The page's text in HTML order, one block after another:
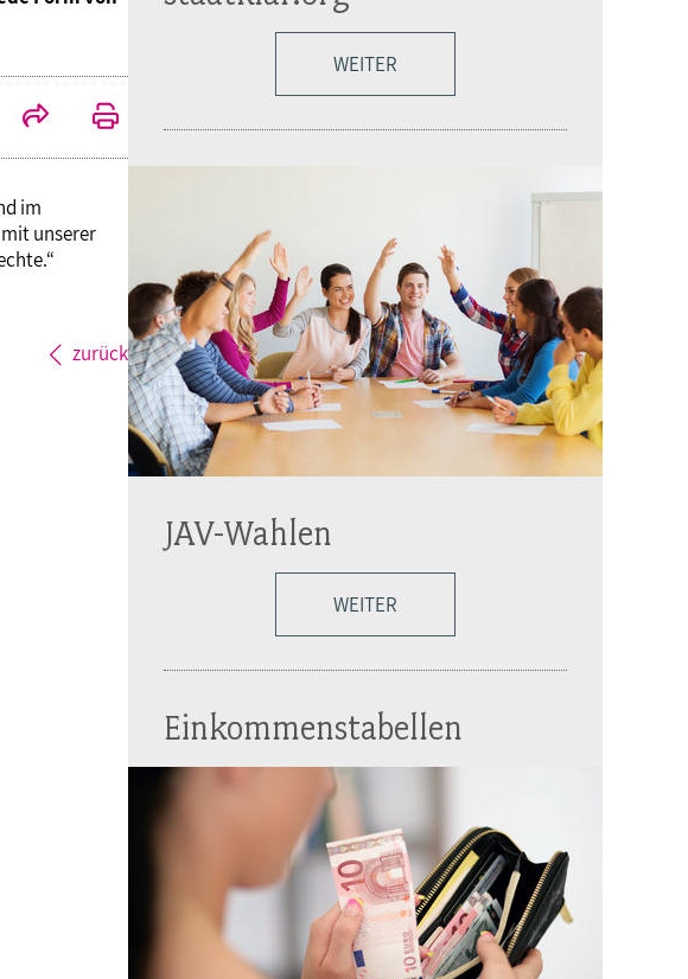
im
unserer
zurück
WEITER
JAV-Wahlen
WEITER
Einkommenstabellen